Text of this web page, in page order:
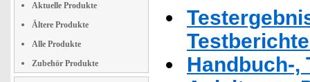
Aktuelle Produkte
Ältere Produkte
Alle Produkte
Zubehör Produkte
Handbuch-,